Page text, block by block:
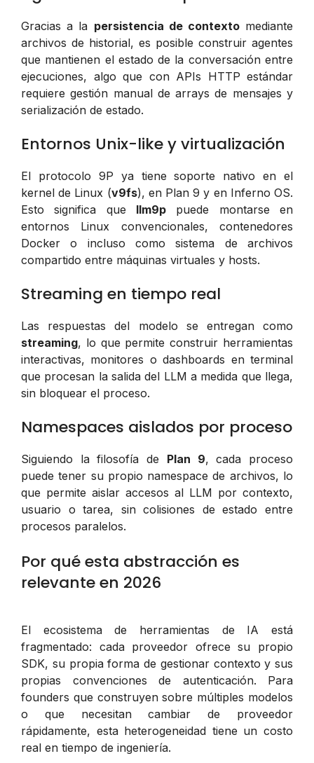
Gracias a la persistencia de contextomediante
archivos de historial, es posible construir agentes
que mantienen el estado de la conversación entre
ejecuciones, algo que con APIs HTTP estándar
requiere gestión manual de arrays de mensajes y
serialización de estado.
Entornos Unix-like y virtualización
El protocolo 9P ya tiene soporte nativo en el
kernel de Linux (v9fs), en Plan 9 y en Inferno OS.
Esto significa que llm9p puede montarse en
entornos Linux convencionales, contenedores
Docker o incluso como sistema de archivos
compartido entre máquinas virtuales y hosts.
Streaming en tiempo real
Las respuestas del modelo se entregan como
streaming, lo que permite construir herramientas
interactivas, monitores o dashboards en terminal
que procesan la salida del LLM a medida que llega,
sin bloquear el proceso.
Namespaces aislados por proceso
Siguiendo la filosofía de Plan 9, cada proceso
puede tener su propio namespace de archivos, lo
que permite aislar accesos al LLM por contexto,
usuario o tarea, sin colisiones de estado entre
procesos paralelos.
Por qué esta abstracción es
relevante en 2026
El ecosistema de herramientas de IA está
fragmentado: cada proveedor ofrece su propio
SDK, su propia forma de gestionar contexto y sus
propias convenciones de autenticación. Para
founders que construyen sobre múltiples modelos
o que necesitan cambiar de proveedor
rápidamente, esta heterogeneidad tiene un costo
real en tiempo de ingeniería.